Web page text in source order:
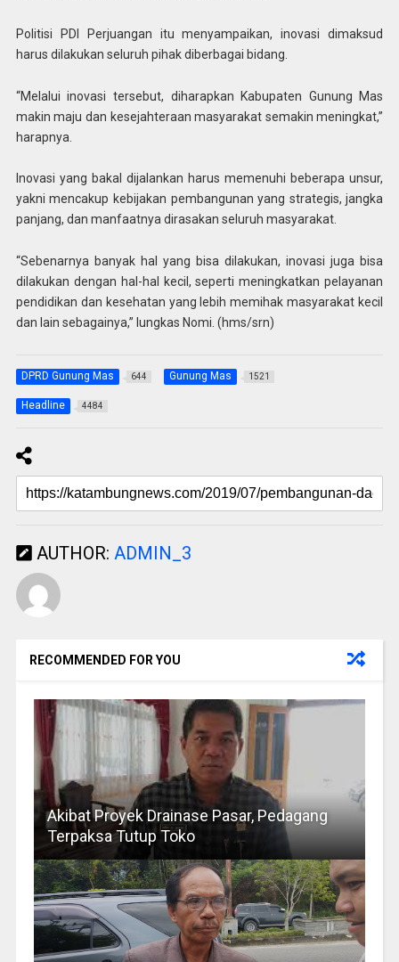
Politisi PDI Perjuangan itu menyampaikan, inovasi dimaksud
harus dilakukan seluruh pihak diberbagai bidang.
“Melalui inovasi tersebut, diharapkan Kabupaten Gunung Mas
makin maju dan kesejahteraan masyarakat semakin meningkat,”
harapnya.
Inovasi yang bakal dijalankan harus memenuhi beberapa unsur,
yakni mencakup kebijakan pembangunan yang strategis, jangka
panjang, dan manfaatnya dirasakan seluruh masyarakat.
“Sebenarnya banyak hal yang bisa dilakukan, inovasi juga bisa
dilakukan dengan hal-hal kecil, seperti meningkatkan pelayanan
pendidikan dan kesehatan yang lebih memihak masyarakat kecil
dan lain sebagainya,” lungkas Nomi. (hms/srn)
DPRD Gunung Mas 644 Gunung Mas 1521
Headline 4484
AUTHOR: ADMIN_3
RECOMMENDED FOR YOU
Akibat Proyek Drainase Pasar, Pedagang
Terpaksa Tutup Toko